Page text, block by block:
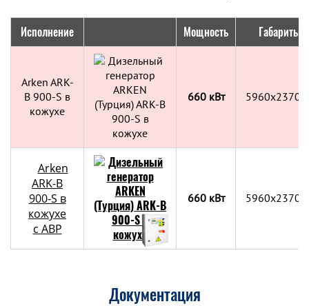
Исполнение Мощность Габариты,
Arken ARK-
B 900-S в
кожухе
660 кВт
Arken
ARK-B
900-S в
кожухе
с АВР
660 кВт
Документация